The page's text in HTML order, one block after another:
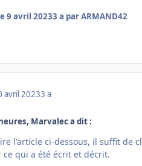
9 avril 20233 a par ARMAND42
avril 20233 a
Marvalec a dit :
l'article ci-dessous, il suffit de
ce qui a été écrit et décrit.